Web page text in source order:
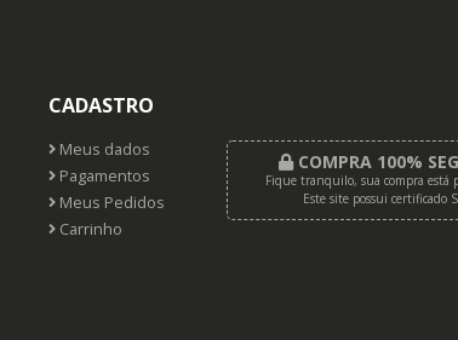
CADASTRO
Meus dados
Pagamentos
Meus Pedidos
Carrinho
COMPRA 100%
Fique tranquilo, sua compra está
Este site possui certificado